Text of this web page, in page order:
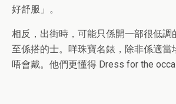
好舒服」。
相反，出街時，可能只係開一部很低調
至係搭的士。咩珠寶名錶，除非係適當
唔會戴。他們更懂得 Dress for the